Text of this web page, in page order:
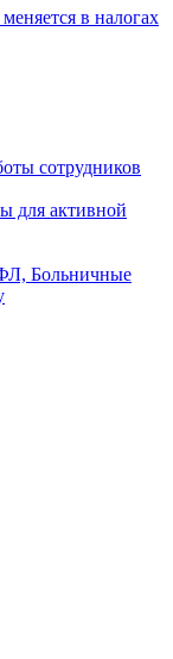
в налогах
сотрудников
для активной
Больничные